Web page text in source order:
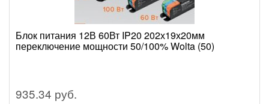
Блок питания 12В 60Вт IP20 202х19х20мм
переключение мощности 50/100% Wolta (50)
935.34 руб.